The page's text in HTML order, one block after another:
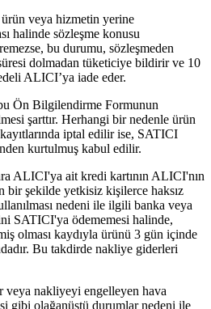
veya hizmetin yerine
halinde sözleşme konusu
bu durumu, sözleşmeden
dolmadan tüketiciye bildirir ve 10
ALICI’ya iade eder.
Ön Bilgilendirme Formunun
şarttır. Herhangi bir nedenle ürün
iptal edilir ise, SATICI
kurtulmuş kabul edilir.
ALICI'ya ait kredi kartının ALICI'nın
bir şekilde yetkisiz kişilerce haksız
nedeni ile ilgili banka veya
SATICI'ya ödememesi halinde,
olması kaydıyla ürünü 3 gün içinde
Bu takdirde nakliye giderleri
nakliyeyi engelleyen hava
gibi olağanüstü durumlar nedeni ile